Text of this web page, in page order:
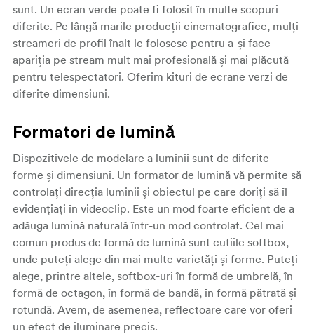
sunt. Un ecran verde poate fi folosit în multe scopuri
diferite. Pe lângă marile producții cinematografice, mulți
streameri de profil înalt le folosesc pentru a-și face
apariția pe stream mult mai profesională și mai plăcută
pentru telespectatori. Oferim kituri de ecrane verzi de
diferite dimensiuni.
Formatori de lumină
Dispozitivele de modelare a luminii sunt de diferite
forme și dimensiuni. Un formator de lumină vă permite să
controlați direcția luminii și obiectul pe care doriți să îl
evidențiați în videoclip. Este un mod foarte eficient de a
adăuga lumină naturală într-un mod controlat. Cel mai
comun produs de formă de lumină sunt cutiile softbox,
unde puteți alege din mai multe varietăți și forme. Puteți
alege, printre altele, softbox-uri în formă de umbrelă, în
formă de octagon, în formă de bandă, în formă pătrată și
rotundă. Avem, de asemenea, reflectoare care vor oferi
un efect de iluminare precis.